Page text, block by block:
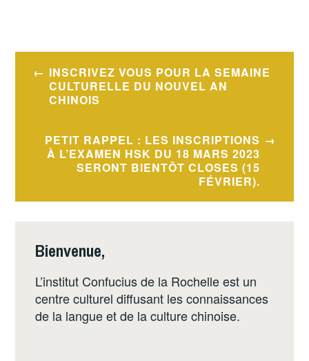
Navigation
INSCRIVEZ VOUS POUR LA SEMAINE
CULTURELLE DU NOUVEL AN
CHINOIS
PETIT RAPPEL : LES INSCRIPTIONS
À L’EXAMEN HSK DU 18 MARS 2023
SERONT BIENTÔT CLOSES (15
FÉVRIER).
Bienvenue,
L’institut Confucius de la Rochelle est un
centre culturel diffusant les connaissances
de la langue et de la culture chinoise.